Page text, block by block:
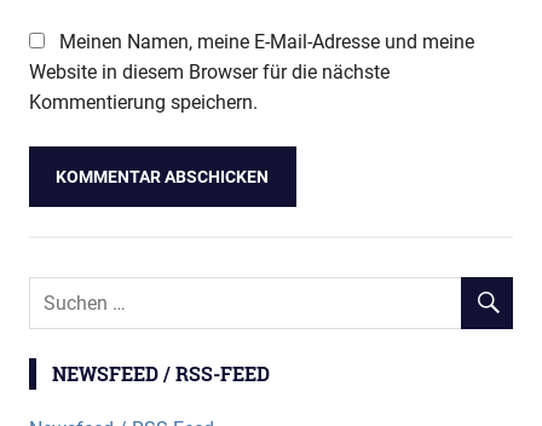
Meinen Namen, meine E-Mail-Adresse und meine
Website in diesem Browser für die nächste
Kommentierung speichern.
NEWSFEED / RSS-FEED